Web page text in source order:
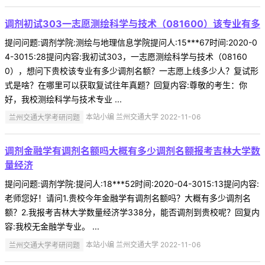
调剂初试303一志愿测绘科学与技术（081600）该专业有多
提问问题:调剂学院:测绘与地理信息学院提问人:15***67时间:2020-0
4-3015:28提问内容:我初试303，一志愿测绘科学与技术（08160
0），想问下贵校该专业有多少调剂名额？一志愿上线多少人？复试形
式是啥？在哪里可以获取复试往年真题？回复内容:尊敬的考生：你
好，我校测绘科学与技术专业 ...
兰州交通大学考研问题 本站小编 兰州交通大学 2022-11-06
调剂金融学有调剂名额吗大概有多少调剂名额报考吉林大学数
量经济
提问问题:调剂学院:提问人:18***52时间:2020-04-3015:13提问内容:
老师您好！请问1.贵校今年金融学有调剂名额吗？大概有多少调剂名
额？2.我报考吉林大学数量经济学338分，能否调剂到贵校呢？回复内
容:我校无金融学专业。 ...
兰州交通大学考研问题 本站小编 兰州交通大学 2022-11-06